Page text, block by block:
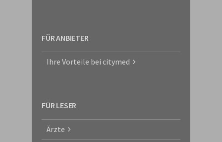
FÜR ANBIETER
Ihre Vorteile bei citymed
FÜR LESER
Ärzte